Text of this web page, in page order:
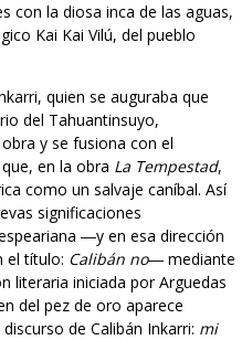
con la diosa inca de las aguas,
Kai Kai Vilú, del pueblo
quien se auguraba que
del Tahuantinsuyo,
y se fusiona con el
en la obra La Tempestad,
como un salvaje caníbal. Así
significaciones
―y en esa dirección
el título: Calibán no― mediante
literaria iniciada por Arguedas
del pez de oro aparece
de Calibán Inkarri: mi